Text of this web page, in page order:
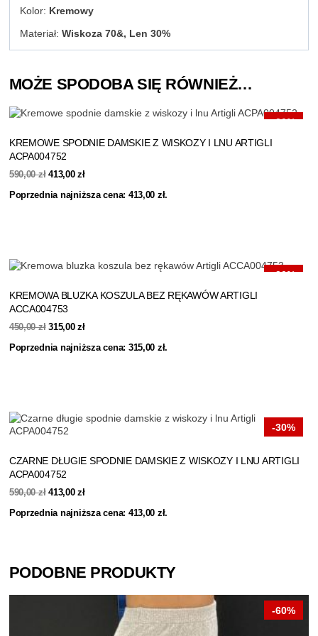
Kolor: Kremowy
Materiał: Wiskoza 70&, Len 30%
MOŻE SPODOBA SIĘ RÓWNIEŻ…
-30%
KREMOWE SPODNIE DAMSKIE Z WISKOZY I LNU ARTIGLI
ACPA004752
590,00zł Pierwotna
wynosiła:
413,00złAktualna
wynosi:
Poprzednia najniższa cena: 413,00 zł.
-30%
KREMOWA BLUZKA KOSZULA BEZ RĘKAWÓW ARTIGLI
ACCA004753
450,00zł Pierwotna
wynosiła:
315,00złAktualna
wynosi:
Poprzednia najniższa cena: 315,00 zł.
-30%
CZARNE DŁUGIE SPODNIE DAMSKIE Z WISKOZY I LNU ARTIGLI
ACPA004752
590,00zł Pierwotna
wynosiła:
413,00złAktualna
wynosi:
Poprzednia najniższa cena: 413,00 zł.
PODOBNE PRODUKTY
-60%